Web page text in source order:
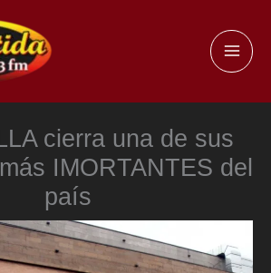
cierra una de sus
IMORTANTES del
país